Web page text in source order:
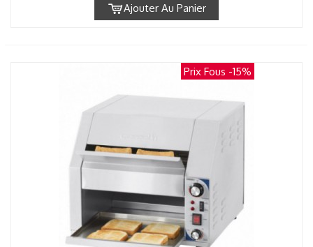
Ajouter Au Panier
Prix Fous -15%